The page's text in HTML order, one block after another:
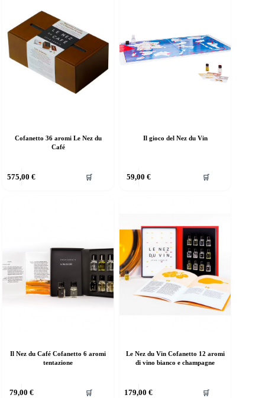
Cofanetto 36 aromi Le Nez du
Café
575,00€ 🛒
Il gioco del Nez du Vin
59,00 € 🛒
Il Nez du Café Cofanetto 6 aromi
tentazione
79,00 € 🛒
Le Nez du Vin Cofanetto 12 aromi
di vino bianco e champagne
179,00€ 🛒